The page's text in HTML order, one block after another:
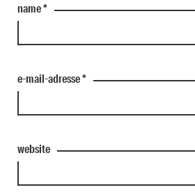
name*
e-mail-adresse*
website